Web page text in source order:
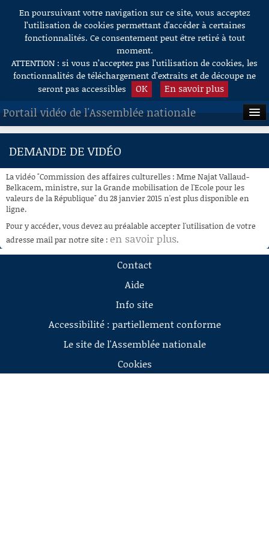
Aller au contenu
En poursuivant votre navigation sur ce site, vous acceptez
l’utilisation de cookies permettant d'accéder à certaines
fonctionnalités. Ce consentement peut être retiré à tout
moment.
ATTENTION : si vous n’acceptez pas l’utilisation de cookies, les
fonctionnalités de téléchargement d’extraits et de découpe ne
seront pas accessibles
OK En savoir plus
Portail vidéo de l'Assemblée nationale
ACCUEIL
À LA DEMANDE
RECHERCHE
AIDE À LA DÉCOUPE
DE VIDÉOS
DEMANDE DE VIDÉO
La vidéo "Commission des affaires culturelles : Mme Najat Vallaud-
Belkacem, ministre, sur la Grande mobilisation de l'Ecole pour les
valeurs de la République" du 28 janvier 2015 n'est plus disponible en
ligne.
Pour y accéder, vous devez au préalable accepter l'utilisation de votre
adresse mail par notre site : en savoir plus.
Contact
Aide
Info site
Accessibilité : partiellement conforme
Le site de l'Assemblée nationale
Cookies